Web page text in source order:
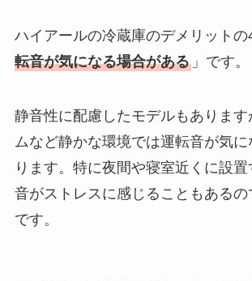
ハイアールの冷蔵庫のデメリットの
転音が気になる場合がある」です。
静音性に配慮したモデルもあります
ムなど静かな環境では運転音が気
ります。特に夜間や寝室近くに設置
音がストレスに感じることもある
です。